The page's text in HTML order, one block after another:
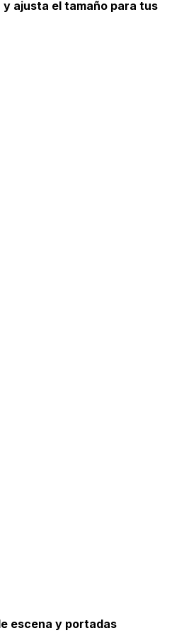
ajusta el tamaño para tus
escena y portadas